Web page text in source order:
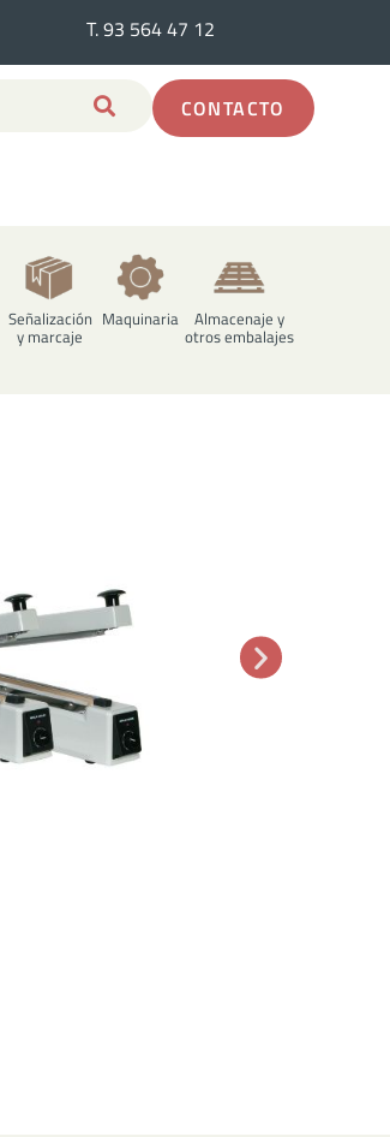
T. 93 564 47 12
T. 93 564 47 12
CONTACTO
Señalización
y marcaje
Maquinaria Almacenaje y
otros embalajes